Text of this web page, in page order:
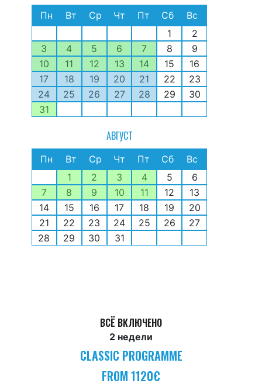
Пн Вт Ср Чт Пт Сб
Вс
1
2
3
4 5 6 7 8
9
10
11 12 13 14 15
16
17
18 19 20 21 22
23
24
25 26 27 28 29
30
31
АВГУСТ
Пн Вт Ср Чт Пт Сб
Вс
1
2 3 4 5
6
7
8 9 10 11 12
13
14
15 16 17 18 19
20
21
22 23 24 25 26
27
28
29 30 31
ВСЁ ВКЛЮЧЕНО
2 недели
CLASSIC PROGRAMME
FROM 1120€